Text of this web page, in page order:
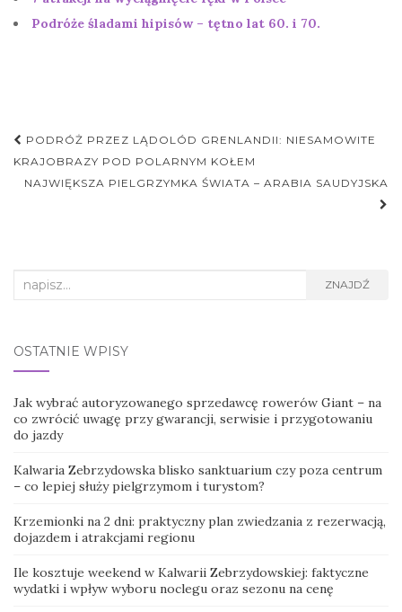
Podróże śladami hipisów – tętno lat 60. i 70.
Nawigacja
postu
PODRÓŻ PRZEZ LĄDOLÓD GRENLANDII: NIESAMOWITE
KRAJOBRAZY POD POLARNYM KOŁEM
NAJWIĘKSZA PIELGRZYMKA ŚWIATA – ARABIA SAUDYJSKA
Search
ZNAJDŹ
OSTATNIE WPISY
Jak wybrać autoryzowanego sprzedawcę rowerów Giant – na
co zwrócić uwagę przy gwarancji, serwisie i przygotowaniu
do jazdy
Kalwaria Zebrzydowska blisko sanktuarium czy poza centrum
– co lepiej służy pielgrzymom i turystom?
Krzemionki na 2 dni: praktyczny plan zwiedzania z rezerwacją,
dojazdem i atrakcjami regionu
Ile kosztuje weekend w Kalwarii Zebrzydowskiej: faktyczne
wydatki i wpływ wyboru noclegu oraz sezonu na cenę